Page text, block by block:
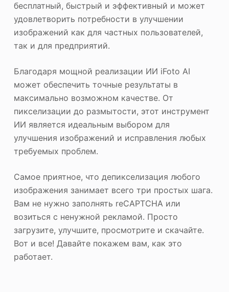
бесплатный, быстрый и эффективный и может
удовлетворить потребности в улучшении
изображений как для частных пользователей,
так и для предприятий.
Благодаря мощной реализации ИИ iFoto AI
может обеспечить точные результаты в
максимально возможном качестве. От
пикселизации до размытости, этот инструмент
ИИ является идеальным выбором для
улучшения изображений и исправления любых
требуемых проблем.
Самое приятное, что депикселизация любого
изображения занимает всего три простых шага.
Вам не нужно заполнять reCAPTCHA или
возиться с ненужной рекламой. Просто
загрузите, улучшите, просмотрите и скачайте.
Вот и все! Давайте покажем вам, как это
работает.